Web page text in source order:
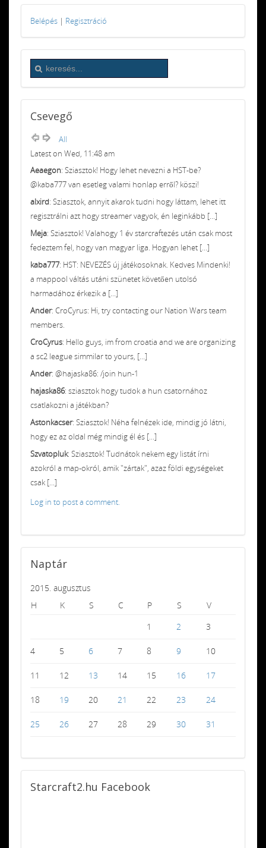
Belépés | Regisztráció
Csevegő
All
Latest on Wed, 11:48 am
Aeaegon: Sziasztok! Hogy lehet nevezni a HST-be?
@kaba777 van esetleg valami honlap erről? köszi!
alxird: Sziasztok, annyit akarok tudni hogy láttam, lehet itt
regisztrálni azt hogy streamer vagyok, én leginkább [...]
Meja: Sziasztok! Valahogy 1 év starcraftezés után csak most
fedeztem fel, hogy van magyar liga. Hogyan lehet [...]
kaba777: HST: NEVEZÉS új játékosoknak. Kedves Mindenki!
a mappool váltás utáni szünetet követően utolsó
harmadához érkezik a [...]
Ander: CroCyrus: Hi, try contacting our Nation Wars team
members.
CroCyrus: Hello guys, im from croatia and we are organizing
a sc2 league simmilar to yours, [...]
Ander: @hajaska86: /join hun-1
hajaska86: sziasztok hogy tudok a hun csatornához
csatlakozni a játékban?
Astonkacser: Sziasztok! Néha felnézek ide, mindig jó látni,
hogy ez az oldal még mindig él és [...]
Szvatopluk: Sziasztok! Tudnátok nekem egy listát írni
azokról a map-okról, amik "zártak", azaz földi egységeket
csak [...]
Log in to post a comment.
Naptár
2015. augusztus
H
K S C P S
V
1
2 3
4 5 6 7 8 9 10
11 12 13 14 15 16 17
18 19 20 21 22 23 24
25 26 27 28 29 30 31
Starcraft2.hu Facebook